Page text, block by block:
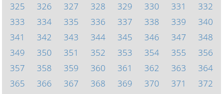
325
326 327 328 329 330 331
332
333
334 335 336 337 338 339
340
341
342 343 344 345 346 347
348
349
350 351 352 353 354 355
356
357
358 359 360 361 362 363
364
365
366 367 368 369 370 371
372